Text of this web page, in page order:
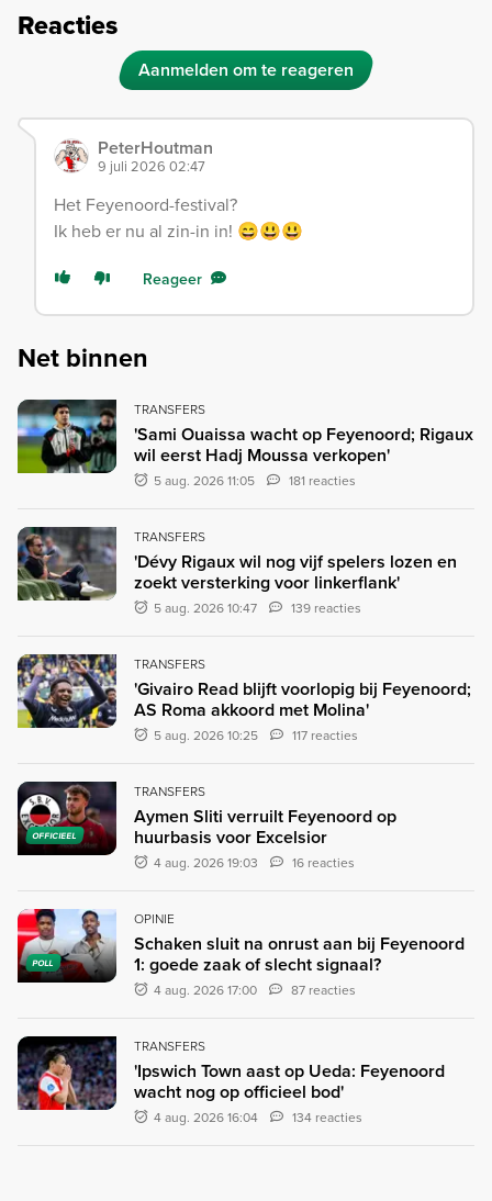
Reacties
Aanmelden om te reageren
PeterHoutman
9 juli 2026 02:47
Het Feyenoord-festival?
Ik heb er nu al zin-in in! 😄😃😃
Reageer
Net binnen
TRANSFERS
'Sami Ouaissa wacht op Feyenoord; Rigaux
wil eerst Hadj Moussa verkopen'
5 aug. 2026 11:05 181 reacties
TRANSFERS
'Dévy Rigaux wil nog vijf spelers lozen en
zoekt versterking voor linkerflank'
5 aug. 2026 10:47 139 reacties
TRANSFERS
'Givairo Read blijft voorlopig bij Feyenoord;
AS Roma akkoord met Molina'
5 aug. 2026 10:25 117 reacties
OFFICIEEL
TRANSFERS
Aymen Sliti verruilt Feyenoord op
huurbasis voor Excelsior
4 aug. 2026 19:03 16 reacties
POLL
OPINIE
Schaken sluit na onrust aan bij Feyenoord
1: goede zaak of slecht signaal?
4 aug. 2026 17:00 87 reacties
TRANSFERS
'Ipswich Town aast op Ueda: Feyenoord
wacht nog op officieel bod'
4 aug. 2026 16:04 134 reacties